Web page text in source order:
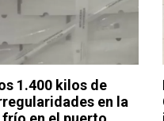
1.400 kilos de
en la